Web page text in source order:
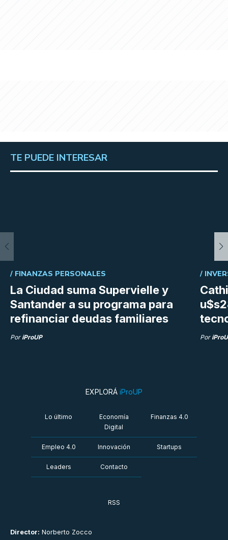
TE PUEDE INTERESAR
La Ciudad suma Supervielle y
Santander a su programa para
refinanciar deudas familiares
/ FINANZAS PERSONALES
PoriProUP
/
Por
Director: Norberto Zocco
EXPLORÁ iProUP
Lo último
Economía
Digital
Finanzas 4.0
Empleo 4.0 Innovación Startups
Leaders Contacto
RSS